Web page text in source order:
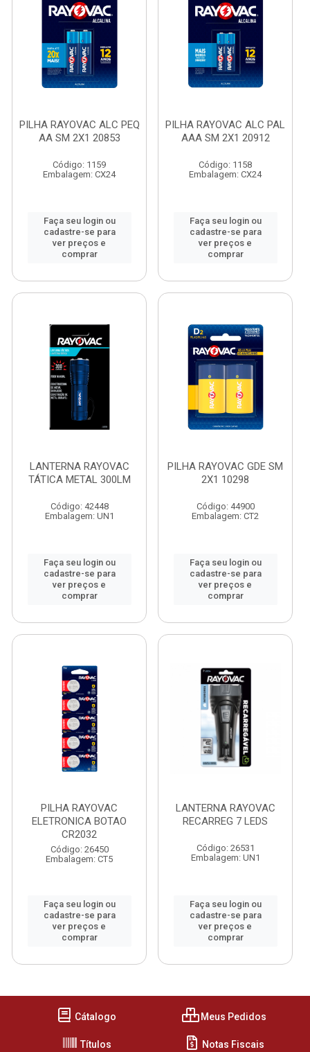
PILHA RAYOVAC ALC PEQ
AA SM 2X1 20853
Código: 1159
Embalagem: CX24
Faça seu login ou
cadastre-se para
ver preços e
comprar
PILHA RAYOVAC ALC PAL
AAA SM 2X1 20912
Código: 1158
Embalagem: CX24
Faça seu login ou
cadastre-se para
ver preços e
comprar
LANTERNA RAYOVAC
TÁTICA METAL 300LM
Código: 42448
Embalagem: UN1
Faça seu login ou
cadastre-se para
ver preços e
comprar
PILHA RAYOVAC GDE SM
2X1 10298
Código: 44900
Embalagem: CT2
Faça seu login ou
cadastre-se para
ver preços e
comprar
PILHA RAYOVAC
ELETRONICA BOTAO
CR2032
Código: 26450
Embalagem: CT5
Faça seu login ou
cadastre-se para
ver preços e
comprar
LANTERNA RAYOVAC
RECARREG 7 LEDS
Código: 26531
Embalagem: UN1
Faça seu login ou
cadastre-se para
ver preços e
comprar
Cátalogo Meus Pedidos
Títulos Notas Fiscais